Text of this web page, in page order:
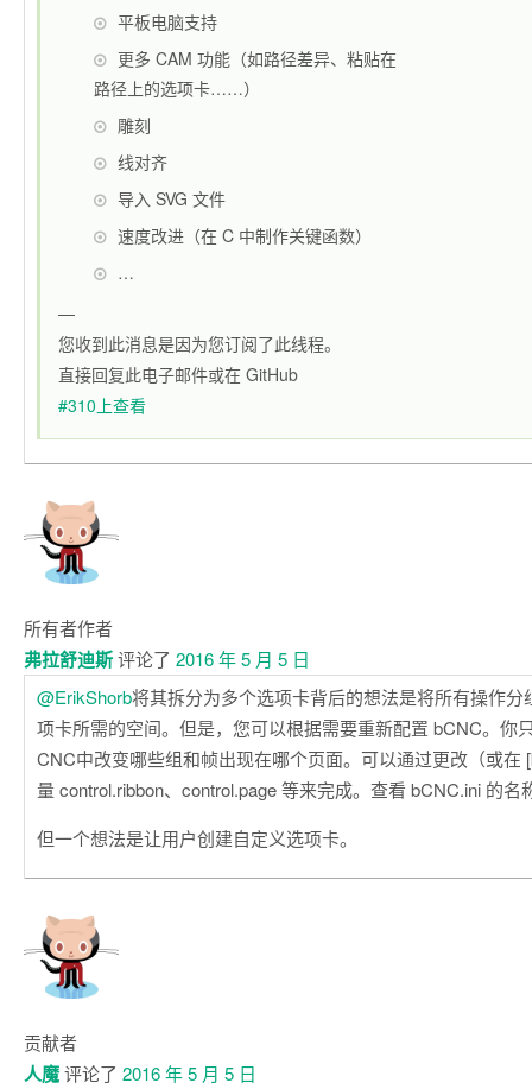
平板电脑支持
更多 CAM 功能（如路径差异、粘贴在
路径上的选项卡……）
雕刻
线对齐
导入 SVG 文件
速度改进（在 C 中制作关键函数）
…
—
您收到此消息是因为您订阅了此线程。
直接回复此电子邮件或在 GitHub
#310上查看
所有者作者
弗拉舒迪斯评论了 2016 年 5 月 5 日
@ErikShorb将其拆分为多个选项卡背后的想法是将所有操作分
项卡所需的空间。但是，您可以根据需要重新配置 bCNC。你
CNC中改变哪些组和帧出现在哪个页面。可以通过更改（或在
量 control.ribbon、control.page 等来完成。查看 bCNC.ini 的名
但一个想法是让用户创建自定义选项卡。
贡献者
人魔评论了 2016 年 5 月 5 日